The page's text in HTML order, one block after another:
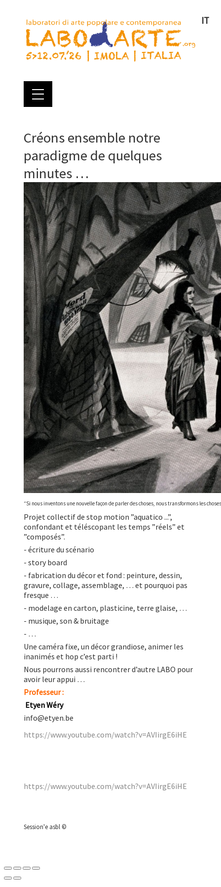
IT
Créons ensemble notre
paradigme de quelques
minutes …
“Si nous inventons une nouvelle façon de parler des choses, nous transformons les
Projet collectif de stop motion ”aquatico ...”,
confondant et téléscopant les temps ”réels” et
”composés”.
- écriture du scénario
- story board
- fabrication du décor et fond : peinture, dessin,
gravure, collage, assemblage, … et pourquoi pas
fresque …
- modelage en carton, plasticine, terre glaise, …
- musique, son & bruitage
- …
Une caméra fixe, un décor grandiose, animer les
inanimés et hop c’est parti !
Nous pourrons aussi rencontrer d’autre LABO pour
avoir leur appui …
Professeur :
Etyen Wéry
info@etyen.be
https://www.youtube.com/watch?v=AVIirgE6iHE
https://www.youtube.com/watch?v=AVIirgE6iHE
Session'e asbl ©